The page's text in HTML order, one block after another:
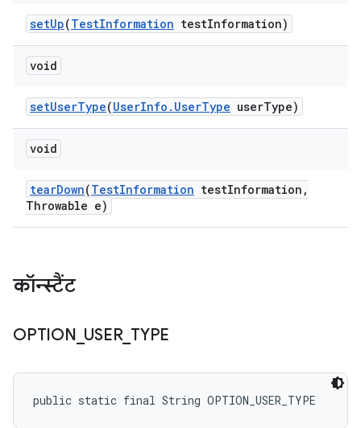
setUp(TestInformation testInformation)
void
setUserType(UserInfo . UserType userType)
void
tearDown(TestInformation testInformation ,
Throwable e)
कॉन्स्टैंट
OPTION USER_ TYPE
public static final String OPTION_USER_TYPE